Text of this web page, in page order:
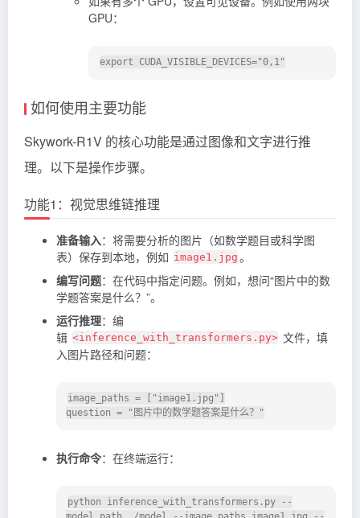
GPU：
如何使用主要功能
Skywork-R1V 的核心功能是通过图像和文字进行推
理。以下是操作步骤。
功能1：视觉思维链推理
准备输入：将需要分析的图片（如数学题目或科学图
表）保存到本地，例如 image1.jpg 。
编写问题：在代码中指定问题。例如，想问“图片中的数
学题答案是什么？”。
运行推理：编
辑 <inference_with_transformers.py> 文件，填
入图片路径和问题：
image_paths = ["image1.jpg"]
question = "图片中的数学题答案是什么？"
执行命令：在终端运行：
python inference_with_transformers.py --